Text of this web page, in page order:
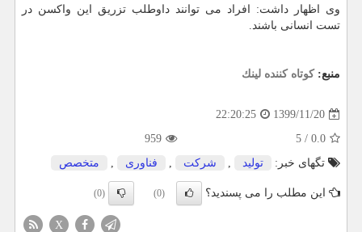
وی اظهار داشت: افراد می توانند داوطلب تزریق این واکسن در
تست انسانی باشند.
منبع:كوتاه كننده لینك
1399/11/20
22:20:25
0.0
/
5
959
تگهای خبر:
تولید , شركت , فناوری , متخصص
این مطلب را می پسندید؟ (0)
(0)
X